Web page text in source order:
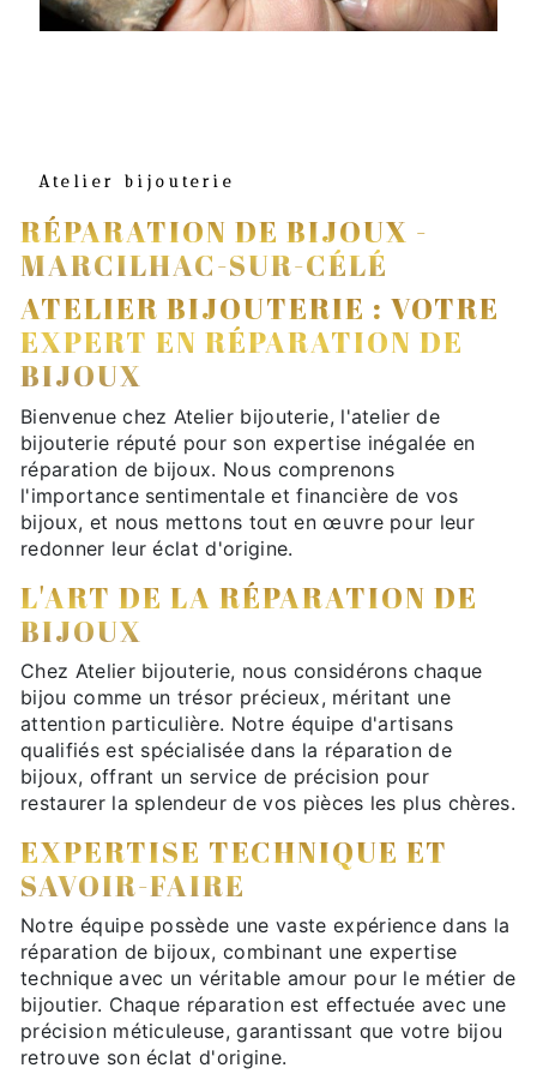
Atelier bijouterie
RÉPARATION DE BIJOUX -
MARCILHAC-SUR-CÉLÉ
ATELIER BIJOUTERIE : VOTRE
EXPERT EN RÉPARATION DE
BIJOUX
Bienvenue chez Atelier bijouterie, l'atelier de
bijouterie réputé pour son expertise inégalée en
réparation de bijoux. Nous comprenons
l'importance sentimentale et financière de vos
bijoux, et nous mettons tout en œuvre pour leur
redonner leur éclat d'origine.
L'ART DE LA RÉPARATION DE
BIJOUX
Chez Atelier bijouterie, nous considérons chaque
bijou comme un trésor précieux, méritant une
attention particulière. Notre équipe d'artisans
qualifiés est spécialisée dans la réparation de
bijoux, offrant un service de précision pour
restaurer la splendeur de vos pièces les plus chères.
EXPERTISE TECHNIQUE ET
SAVOIR-FAIRE
Notre équipe possède une vaste expérience dans la
réparation de bijoux, combinant une expertise
technique avec un véritable amour pour le métier de
bijoutier. Chaque réparation est effectuée avec une
précision méticuleuse, garantissant que votre bijou
retrouve son éclat d'origine.